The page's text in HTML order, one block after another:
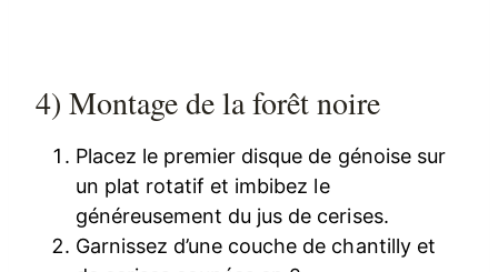
4) Montage de la forêt noire
Placez le premier disque de génoise sur
un plat rotatif et imbibez le
généreusement du jus de cerises.
Garnissez d’une couche de chantilly et